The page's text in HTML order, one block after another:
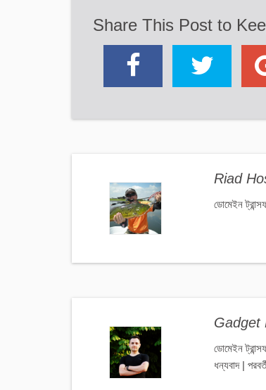
Share This Post to
Riad
ডোমেইন
Gadget
ডোমেইন
ধন্যবাদ |